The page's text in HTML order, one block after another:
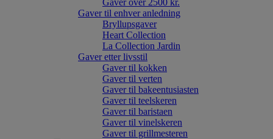
Gaver over 2500 kr.
Gaver til enhver anledning
Bryllupsgaver
Heart Collection
La Collection Jardin
Gaver etter livsstil
Gaver til kokken
Gaver til verten
Gaver til bakeentusiasten
Gaver til teelskeren
Gaver til baristaen
Gaver til vinelskeren
Gaver til grillmesteren